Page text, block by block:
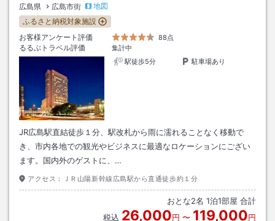
広島県 広島市街
地図
ふるさと納税対象施設
お客様アンケート評価
88点
るるぶトラベル評価
集計中
駅徒歩5分
駐車場あり
JR広島駅直結徒歩１分、駅改札から雨に濡れることなく移動で
き、市内各地での観光やビジネスに最適なロケーションにござい
ます。国内外のゲストに、…
アクセス： ＪＲ山陽新幹線広島駅から直通徒歩約１分
おとな2名 1泊1部屋 合計
税込 26,000円 〜 119,000円